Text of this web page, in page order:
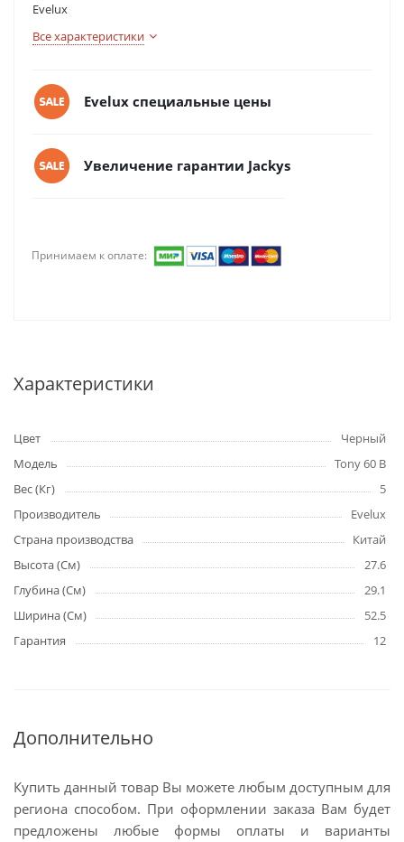
Evelux
Все характеристики
Evelux специальные цены
Увеличение гарантии Jackys
Принимаем к оплате:
Характеристики
Цвет
Черный
Модель
Tony 60 B
Вес (Кг)
5
Производитель
Evelux
Страна производства
Китай
Высота (См)
27.6
Глубина (См)
29.1
Ширина (См)
52.5
Гарантия
12
Дополнительно
Купить данный товар Вы можете любым доступным для
региона способом. При оформлении заказа Вам будет
предложены любые формы оплаты и варианты